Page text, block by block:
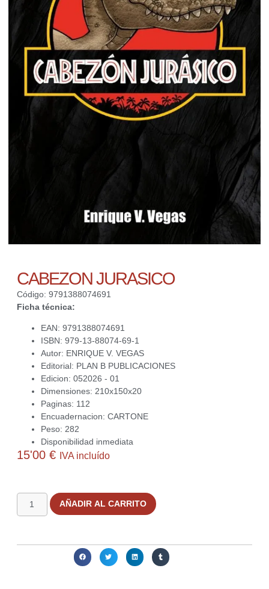
CABEZON JURASICO
Código: 9791388074691
Ficha técnica:
EAN: 9791388074691
ISBN: 979-13-88074-69-1
Autor: ENRIQUE V. VEGAS
Editorial: PLAN B PUBLICACIONES
Edicion: 052026 - 01
Dimensiones: 210x150x20
Paginas: 112
Encuadernacion: CARTONE
Peso: 282
Disponibilidad inmediata
15'00 € IVA incluído
AÑADIR AL CARRITO